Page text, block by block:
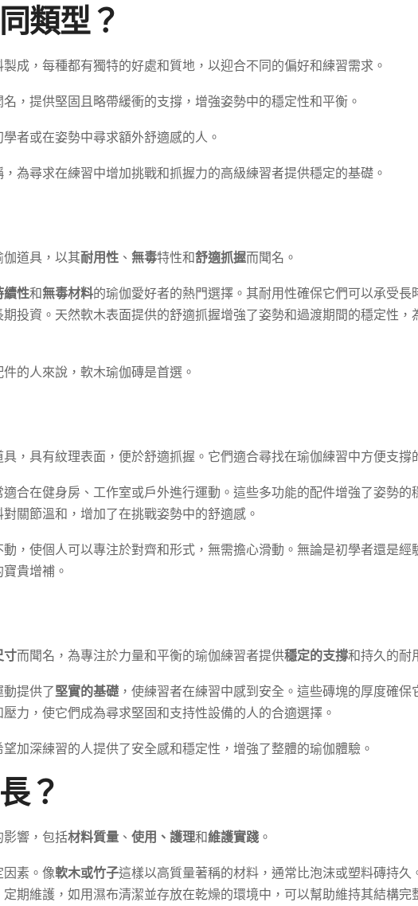
類型？
製成，每種都有獨特的好處和質地，以迎合不同的偏好和練習需求。
，提供堅固且略帶緩衝的支撐，增強姿勢中的穩定性和平衡。
者或在姿勢中尋求額外舒適感的人。
為尋求在練習中增加挑戰和抓握力的高級練習者提供穩定的基礎。
道具，以其耐用性 、 無毒特性和舒適抓握而聞名。
續性和無毒材料的瑜伽愛好者的熱門選擇。其耐用性確保它們可以承受長
投資。天然軟木表面提供的舒適抓握增強了姿勢和過渡期間的穩定性，
件的人來說，軟木瑜伽磚是首選。
，具有紋理表面，便於舒適抓握。它們適合尋找在瑜伽練習中方便支撐
合在健身房、工作室或戶外進行運動。這些多功能的配件增強了姿勢的
關節溫和，增加了在挑戰姿勢中的舒適感。
，使個人可以專注於對齊和形式，無需擔心滑動。無論是初學者還是經
貴增補。
寸而聞名，為專注於力量和平衡的瑜伽練習者提供穩定的支撐和持久的耐
提供了堅實的基礎 ，使練習者在練習中感到安全。這些磚塊的厚度確保
力，使它們成為尋求堅固和支持性設備的人的合適選擇。
望加深練習的人提供了安全感和穩定性，增強了整體的瑜伽體驗。
？
影響，包括材料質量 、 使用、護理和維護實踐 。
素。像軟木或竹子這樣以高質量著稱的材料，通常比泡沫或塑料磚持久
期維護，如用濕布清潔並存放在乾燥的環境中，可以幫助維持其結構完